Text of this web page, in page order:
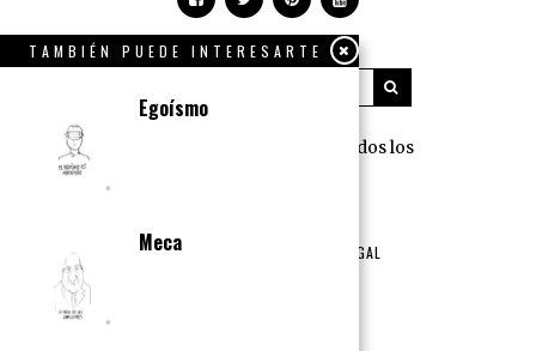
360 Grados Press © 2018 Todos los
TÉRMINOS DE USO Y AVISO LEGAL
TAMBIÉN PUEDE INTERESARTE
Egoísmo
Meca